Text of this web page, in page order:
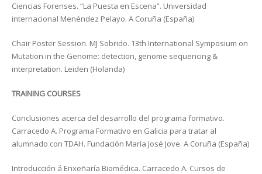
Ciencias Forenses. “La Puesta en Escena”. Universidad
internacional Menéndez Pelayo. A Coruña (España)
Chair Poster Session. MJ Sobrido. 13th International Symposium on
Mutation in the Genome: detection, genome sequencing &
interpretation. Leiden (Holanda)
TRAINING COURSES
Conclusiones acerca del desarrollo del programa formativo.
Carracedo A. Programa Formativo en Galicia para tratar al
alumnado con TDAH. Fundación María José Jove. A Coruña (España)
Introducción á Enxeñaría Biomédica. Carracedo A. Cursos de